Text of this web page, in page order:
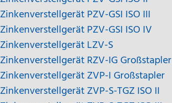
Zinkenverstellgerät PZV-GSI ISO III
Zinkenverstellgerät PZV-GSI ISO IV
Zinkenverstellgerät LZV-S
Zinkenverstellgerät RZV-IG Großstapler
Zinkenverstellgerät ZVP-I Großstapler
Zinkenverstellgerät ZVP-S-TGZ ISO II